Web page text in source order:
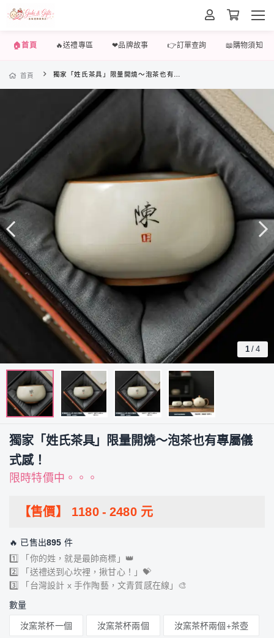
🏠首頁 🔥送禮專區 ❤品牌故事 👉訂單查詢 📖購物須知
首頁 獨家「姓氏茶具」限量開燒～泡茶也有專屬儀式感！
1 / 4
獨家「姓氏茶具」限量開燒～泡茶也有專屬儀
式感！
限時特價中。。。
【售價】 1180 - 2480元
🔥 已售出895 件
1️⃣ 「你的姓，就是最帥商標」👑
2️⃣ 「送禮送到心坎裡，揪甘心！」💝
3️⃣ 「台灣設計 x 手作陶藝，文青質感在線」🎨
數量
汝窯茶杯一個 汝窯茶杯兩個 汝窯茶杯兩個+茶壺